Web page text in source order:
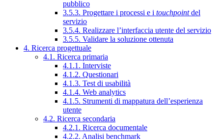
pubblico
3.5.3. Progettare i processi e i touchpointdel
servizio
3.5.4. Realizzare l’interfaccia utente del servizio
3.5.5. Validare la soluzione ottenuta
4. Ricerca progettuale
4.1. Ricerca primaria
4.1.1. Interviste
4.1.2. Questionari
4.1.3. Test di usabilità
4.1.4. Web analytics
4.1.5. Strumenti di mappatura dell’esperienza
utente
4.2. Ricerca secondaria
4.2.1. Ricerca documentale
4.2.2. Analisi benchmark